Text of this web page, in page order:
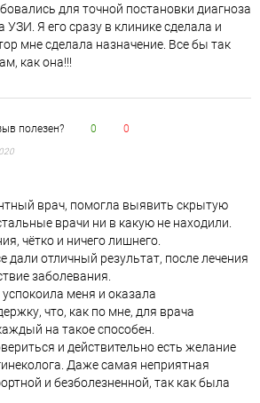
для точной постановки диагноза
УЗИ. Я его сразу в клинике сделала и
мне сделала назначение. Все бы так
как она!!!
полезен? 0 0
врач, помогла выявить скрытую
врачи ни в какую не находили.
чётко и ничего лишнего.
дали отличный результат, после лечения
заболевания.
меня и оказала
что, как по мне, для врача
на такое способен.
и действительно есть желание
Даже самая неприятная
и безболезненной, так как была